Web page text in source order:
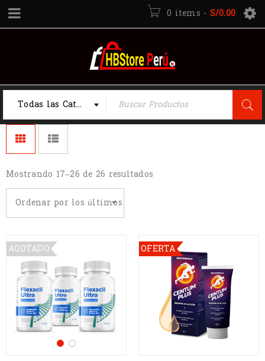
0 items - S/0.00
Todas las Categorias
Mostrando 17–26 de 26 resultados
Ordenar por los últimos
AGOTADO OFERTA